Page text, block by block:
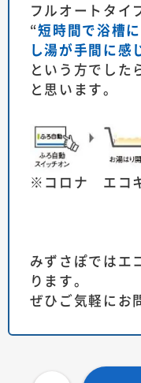
フルオートタイ
“短時間で浴槽
し湯が手間に感
という方でした
と思います。
※コロナ エコ
みずさぽではエ
ります。
ぜひご気軽にお